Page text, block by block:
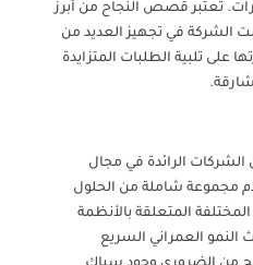
تعتبر قصص النجاح من أبرز
الشركة في تجهيز العديد من
على تلبية الطلبات المتزايدة
الرائدة في مجال
مجموعة شاملة من الحلول
المتعلقة بالأنظمة
النمو العمراني السريع